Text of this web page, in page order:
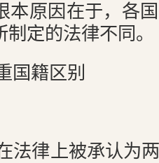
本原因在于，各
定的法律不同。
国籍区别
法律上被承认为